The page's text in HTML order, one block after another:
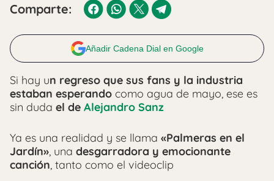
Comparte:
Añadir Cadena Dial en Google
Si hay un regreso que sus fans y la industria
estaban esperando como agua de mayo, ese es
sin duda el de Alejandro Sanz
Ya es una realidad y se llama «Palmeras en el
Jardín», una desgarradora y emocionante
canción, tanto como el videoclip